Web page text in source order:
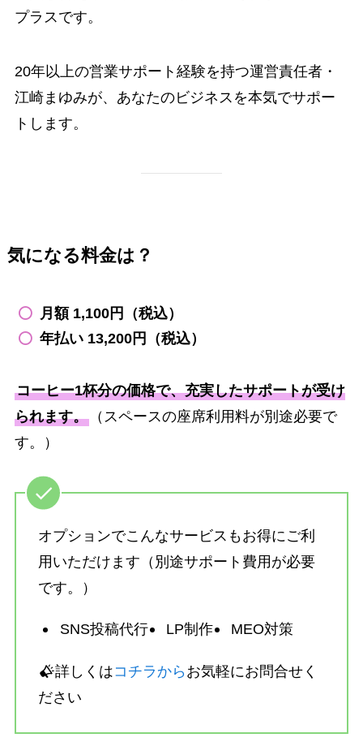
プラスです。
20年以上の営業サポート経験を持つ運営責任者・
江崎まゆみが、あなたのビジネスを本気でサポー
トします。
気になる料金は？
月額 1,100円（税込）
年払い 13,200円（税込）
コーヒー1杯分の価格で、充実したサポートが受け
られます。（スペースの座席利用料が別途必要で
す。）
オプションでこんなサービスもお得にご利
用いただけます（別途サポート費用が必要
です。）
SNS投稿代行 LP制作 MEO対策
詳しくはコチラから お気軽にお問合せく
ださい